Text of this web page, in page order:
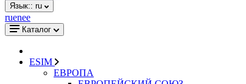
Язык:: ru
ruenee
Каталог
ESIM
ЕВРОПА